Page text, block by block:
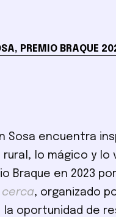
PREMIO BRAQUE
Sosa encuentra
lo mágico y
Braque en 2023
cerca, organizado
la oportunidad de